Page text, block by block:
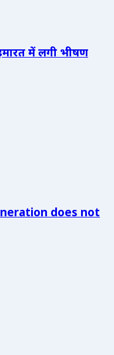
में लगी भीषण
does not